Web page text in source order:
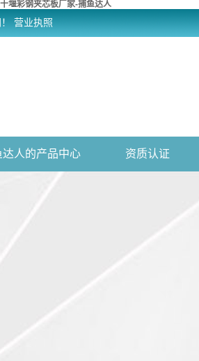
十堰彩钢夹芯板厂家-捕鱼达人
营业执照
达人的产品中心 资质认证